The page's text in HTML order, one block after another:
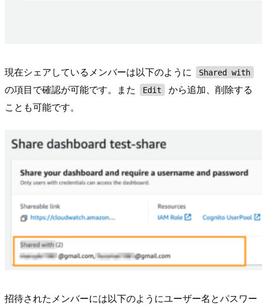
現在シェアしているメンバーは以下のように Shared with
の項目で確認が可能です。また Edit
から追加、削除する
ことも可能です。
招待されたメンバーには以下のようにユーザー名とパスワー